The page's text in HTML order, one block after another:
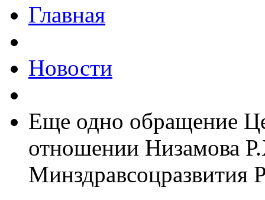
Главная
Новости
Еще одно обращение
отношении Низамова
Минздравсоцразвития